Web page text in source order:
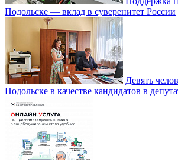
Подольске — вклад в суверенитет России
Девять
Подольске в качестве кандидатов в